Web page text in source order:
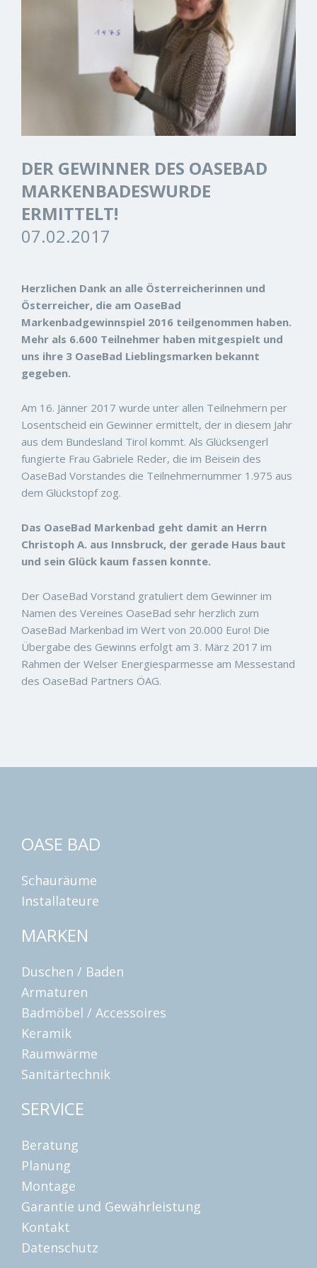
DER GEWINNER DES OASEBAD
MARKENBADESWURDE
ERMITTELT!
07.02.2017
Herzlichen Dank an alle Österreicherinnen und
Österreicher, die am OaseBad
Markenbadgewinnspiel 2016 teilgenommen haben.
Mehr als 6.600 Teilnehmer haben mitgespielt und
uns ihre 3 OaseBad Lieblingsmarken bekannt
gegeben.
Am 16. Jänner 2017 wurde unter allen Teilnehmern per
Losentscheid ein Gewinner ermittelt, der in diesem Jahr
aus dem Bundesland Tirol kommt. Als Glücksengerl
fungierte Frau Gabriele Reder, die im Beisein des
OaseBad Vorstandes die Teilnehmernummer 1.975 aus
dem Glückstopf zog.
Das OaseBad Markenbad geht damit an Herrn
Christoph A. aus Innsbruck, der gerade Haus baut
und sein Glück kaum fassen konnte.
Der OaseBad Vorstand gratuliert dem Gewinner im
Namen des Vereines OaseBad sehr herzlich zum
OaseBad Markenbad im Wert von 20.000 Euro! Die
Übergabe des Gewinns erfolgt am 3. März 2017 im
Rahmen der Welser Energiesparmesse am Messestand
des OaseBad Partners ÖAG.
OASE BAD
Schauräume
Installateure
MARKEN
Duschen / Baden
Armaturen
Badmöbel / Accessoires
Keramik
Raumwärme
Sanitärtechnik
SERVICE
Beratung
Planung
Montage
Garantie und Gewährleistung
Kontakt
Datenschutz